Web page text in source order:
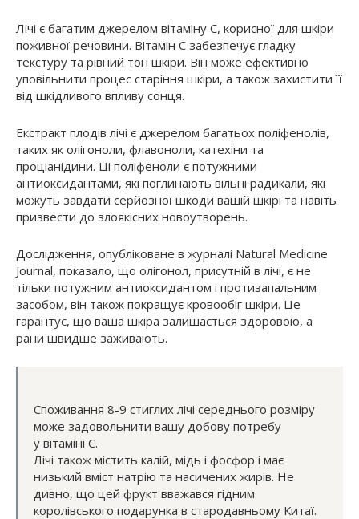
Лічі є багатим джерелом вітаміну С, корисної для шкіри
поживної речовини. Вітамін С забезпечує гладку
текстуру та рівний тон шкіри. Він може ефективно
уповільнити процес старіння шкіри, а також захистити її
від шкідливого впливу сонця.
Екстракт плодів лічі є джерелом багатьох поліфенолів,
таких як олігоноли, флавоноли, катехіни та
проціанідини. Ці поліфеноли є потужними
антиоксидантами, які поглинають вільні радикали, які
можуть завдати серйозної шкоди вашій шкірі та навіть
призвести до злоякісних новоутворень.
Дослідження, опубліковане в журналі Natural Medicine
Journal, показало, що олігонол, присутній в лічі, є не
тільки потужним антиоксидантом і протизапальним
засобом, він також покращує кровообіг шкіри. Це
гарантує, що ваша шкіра залишається здоровою, а
рани швидше заживають.
Споживання 8-9 стиглих лічі середнього розміру
може задовольнити вашу добову потребу
у вітаміні С.
Лічі також містить калій, мідь і фосфор і має
низький вміст натрію та насичених жирів. Не
дивно, що цей фрукт вважався гідним
королівського подарунка в стародавньому Китаї.